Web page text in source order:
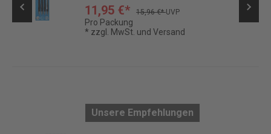
11,95 €* 15,96 €*UVP
Pro Packung
* zzgl. MwSt. und Versand
Unsere Empfehlungen